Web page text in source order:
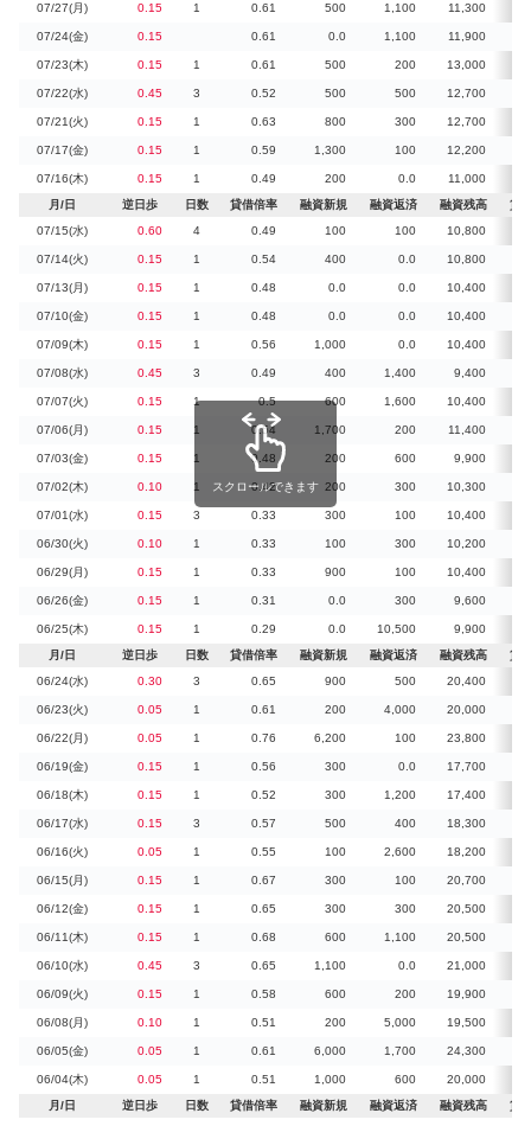
07/27(月) 0.15 1 0.61 500 1,100 11,300
07/24(金) 0.15 0.61 0.0 1,100 11,900
07/23(木) 0.15 1 0.61 500 200 13,000
07/22(水) 0.45 3 0.52 500 500 12,700
07/21(火) 0.15 1 0.63 800 300 12,700
07/17(金) 0.15 1 0.59 1,300 100 12,200
07/16(木) 0.15 1 0.49 200 0.0
11,000
月/日
逆日歩 日数 貸借倍率 融資新規 融資返済 融資残高
貸
07/15(水)
0.60 4 0.49 100 100 10,800
07/14(火) 0.15 1 0.54 400 0.0 10,800
07/13(月) 0.15 1 0.48 0.0 0.0 10,400
07/10(金) 0.15 1 0.48 0.0 0.0 10,400
07/09(木) 0.15 1 0.56 1,000 0.0 10,400
07/08(水) 0.45 3 0.49 400 1,400 9,400
07/07(火) 0.15 1 0.5 600 1,600 10,400
07/06(月) 0.15 1 0.54 1,700 200 11,400
07/03(金) 0.15 1 0.48 200 600 9,900
07/02(木) 0.10 1 0.42 200 300 10,300
07/01(水) 0.15 3 0.33 300 100 10,400
06/30(火) 0.10 1 0.33 100 300 10,200
06/29(月) 0.15 1 0.33 900 100 10,400
06/26(金) 0.15 1 0.31 0.0 300 9,600
06/25(木) 0.15 1 0.29 0.0 10,500 9,900
月/日
逆日歩 日数 貸借倍率 融資新規 融資返済 融資残高
貸
06/24(水)
0.30 3 0.65 900 500 20,400
06/23(火) 0.05 1 0.61 200 4,000 20,000
06/22(月) 0.05 1 0.76 6,200 100 23,800
06/19(金) 0.15 1 0.56 300 0.0 17,700
06/18(木) 0.15 1 0.52 300 1,200 17,400
06/17(水) 0.15 3 0.57 500 400 18,300
06/16(火) 0.05 1 0.55 100 2,600 18,200
06/15(月) 0.15 1 0.67 300 100 20,700
06/12(金) 0.15 1 0.65 300 300 20,500
06/11(木) 0.15 1 0.68 600 1,100 20,500
06/10(水) 0.45 3 0.65 1,100 0.0 21,000
06/09(火) 0.15 1 0.58 600 200 19,900
06/08(月) 0.10 1 0.51 200 5,000 19,500
06/05(金) 0.05 1 0.61 6,000 1,700 24,300
06/04(木) 0.05 1 0.51 1,000 600
20,000
月/日
逆日歩 日数 貸借倍率 融資新規 融資返済 融資残高 貸
スクロールできます